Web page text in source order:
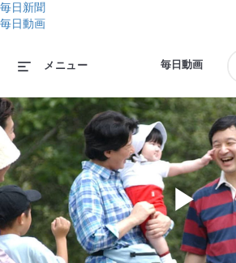
毎日新聞
毎日動画
毎日動画
メニュー